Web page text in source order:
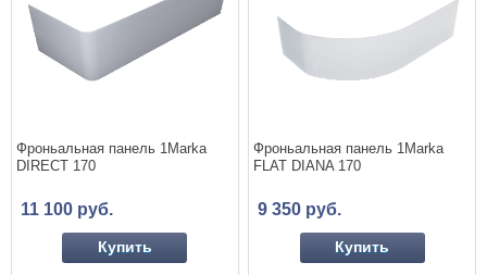
Фроньальная панель 1Marka
DIRECT 170
11 100 руб.
Купить
Фроньальная панель 1Marka
FLAT DIANA 170
9 350 руб.
Купить